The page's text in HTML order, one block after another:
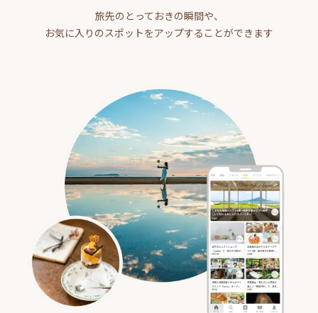
旅先のとっておきの瞬間や、
お気に入りのスポットをアップすることができます